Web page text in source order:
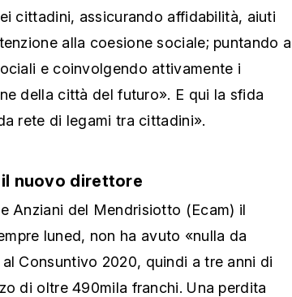
cittadini, assicurando affidabilità, aiuti
alla coesione sociale; puntando a
e coinvolgendo attivamente i
della città del futuro». E qui la sfida
rete di legami tra cittadini».
il nuovo direttore
Anziani del Mendrisiotto (Ecam) il
luned, non ha avuto «nulla da
Consuntivo 2020, quindi a tre anni di
di oltre 490mila franchi. Una perdita